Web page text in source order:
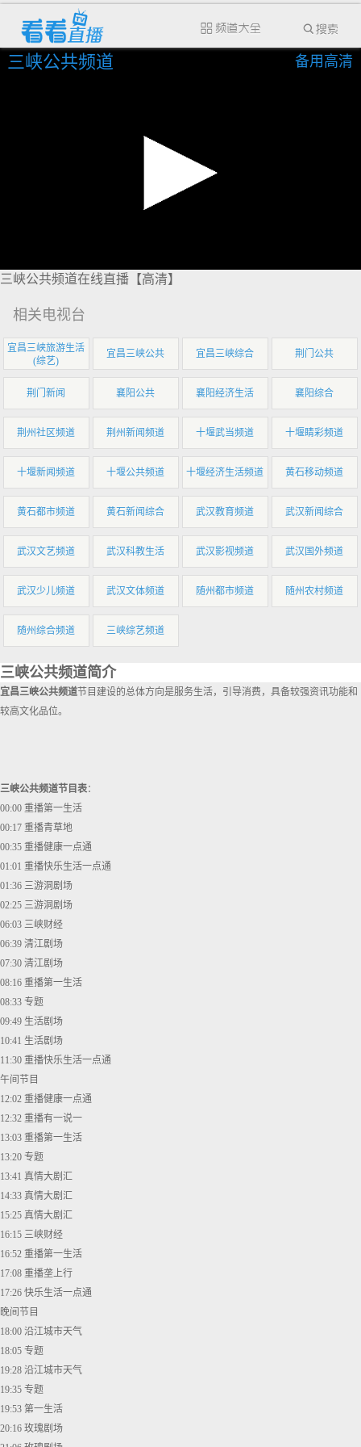
三峡公共频道 备用高清
三峡公共频道在线直播【高清】
相关电视台
宜昌三峡旅游生活
(综艺)
宜昌三峡公共 宜昌三峡综合 荆门公共
荆门新闻 襄阳公共 襄阳经济生活 襄阳综合
荆州社区频道 荆州新闻频道 十堰武当频道 十堰睛彩频道
十堰新闻频道 十堰公共频道 十堰经济生活频道 黄石移动频道
黄石都市频道 黄石新闻综合 武汉教育频道 武汉新闻综合
武汉文艺频道 武汉科教生活 武汉影视频道 武汉国外频道
武汉少儿频道 武汉文体频道 随州都市频道 随州农村频道
随州综合频道 三峡综艺频道
三峡公共频道简介
宜昌三峡公共频道节目建设的总体方向是服务生活，引导消费，具备较强资讯功能和
较高文化品位。
三峡公共频道节目表：
00:00 重播第一生活
00:17 重播青草地
00:35 重播健康一点通
01:01 重播快乐生活一点通
01:36 三游洞剧场
02:25 三游洞剧场
06:03 三峡财经
06:39 清江剧场
07:30 清江剧场
08:16 重播第一生活
08:33 专题
09:49 生活剧场
10:41 生活剧场
11:30 重播快乐生活一点通
午间节目
12:02 重播健康一点通
12:32 重播有一说一
13:03 重播第一生活
13:20 专题
13:41 真情大剧汇
14:33 真情大剧汇
15:25 真情大剧汇
16:15 三峡财经
16:52 重播第一生活
17:08 重播垄上行
17:26 快乐生活一点通
晚间节目
18:00 沿江城市天气
18:05 专题
19:28 沿江城市天气
19:35 专题
19:53 第一生活
20:16 玫瑰剧场